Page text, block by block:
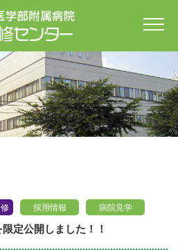
採用情報 病院見学
定公開しました！！